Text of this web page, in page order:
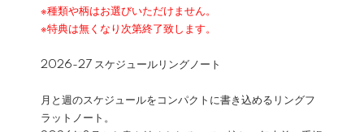
※種類や柄はお選びいただけません。
※特典は無くなり次第終了致します。
2026-27 スケジュールリングノート
月と週のスケジュールをコンパクトに書き込めるリングフ
ラットノート。